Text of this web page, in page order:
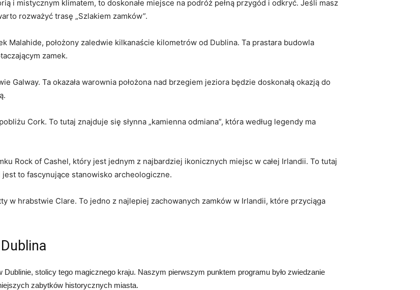
​i mistycznym klimatem, to doskonałe miejsce na‌ podróż pełną ‌przygód i odkryć.‍ Jeśli masz
rozważyć ​trasę „Szlakiem zamków”.
Malahide,⁤ położony zaledwie kilkanaście kilometrów od Dublina.⁢ Ta prastara ‍budowla
zamek.
Galway. Ta okazała warownia położona nad brzegiem jeziora będzie doskonałą okazją do
Cork. To tutaj znajduje⁤ się słynna „kamienna odmiana”, która według legendy ma
⁤Rock of⁤ Cashel, który jest​ jednym z najbardziej ikonicznych miejsc w całej Irlandii. To tutaj
​to fascynujące stanowisko archeologiczne.
w hrabstwie Clare.‍ To jedno ⁤z najlepiej⁣ zachowanych zamków w Irlandii, które przyciąga
stolicy tego magicznego kraju. Naszym pierwszym punktem programu ⁤było zwiedzanie
zabytków historycznych miasta.